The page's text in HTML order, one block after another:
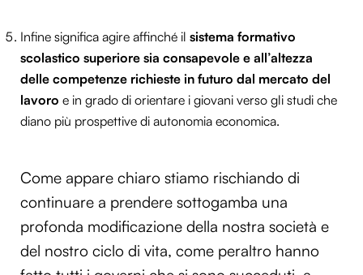
raccolto dal tuo utilizzo dei loro servizi.
Infine significa agire affinché il sistema formativo
scolastico superiore sia consapevole e all’altezza
delle competenze richieste in futuro dal mercato del
lavoro e in grado di orientare i giovani verso gli studi che
diano più prospettive di autonomia economica.
Come appare chiaro stiamo rischiando di
continuare a prendere sottogamba una
profonda modificazione della nostra società e
del nostro ciclo di vita, come peraltro hanno